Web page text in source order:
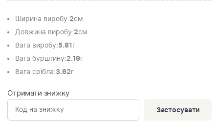
Ширина виробу:2см
Довжина виробу:2см
Вага виробу:5.81 г
Вага бурштину:2.19г
Вага срібла:3.62г
Отримати знижку
Застосувати